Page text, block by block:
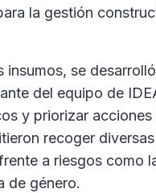
la gestión
insumos, se
del equipo de
y priorizar
recoger
a riesgos como
de género.